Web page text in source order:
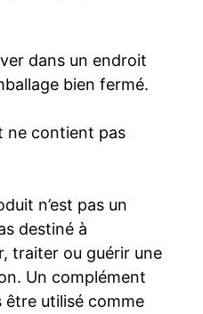
dans un endroit
bien fermé.
ne contient pas
n’est pas un
destiné à
traiter ou guérir une
Un complément
être utilisé comme